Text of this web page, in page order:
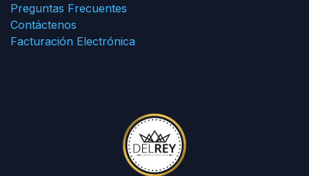
Preguntas Frecuentes
Contáctenos
Facturación Electrónica